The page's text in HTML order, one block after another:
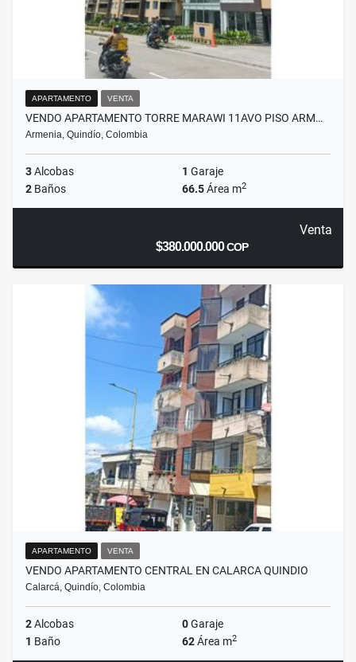
APARTAMENTO VENTA
VENDO APARTAMENTO TORRE MARAWI 11AVO PISO ARM…
Armenia, Quindío, Colombia
3Alcobas 1 Garaje
2 Baños 66.5Área m2
Venta
$380.000.000COP
APARTAMENTO VENTA
VENDO APARTAMENTO CENTRAL EN CALARCA QUINDIO
Calarcá, Quindío, Colombia
2Alcobas 0Garaje
1 Baño 62Área m2